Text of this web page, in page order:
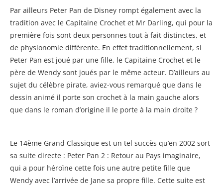
Par ailleurs Peter Pan de Disney rompt également avec la
tradition avec le Capitaine Crochet et Mr Darling, qui pour la
première fois sont deux personnes tout à fait distinctes, et
de physionomie différente. En effet traditionnellement, si
Peter Pan est joué par une fille, le Capitaine Crochet et le
père de Wendy sont joués par le même acteur. D’ailleurs au
sujet du célèbre pirate, aviez-vous remarqué que dans le
dessin animé il porte son crochet à la main gauche alors
que dans le roman d’origine il le porte à la main droite ?
Le 14ème Grand Classique est un tel succès qu’en 2002 sort
sa suite directe : Peter Pan 2 : Retour au Pays imaginaire,
qui a pour héroïne cette fois une autre petite fille que
Wendy avec l’arrivée de Jane sa propre fille. Cette suite est